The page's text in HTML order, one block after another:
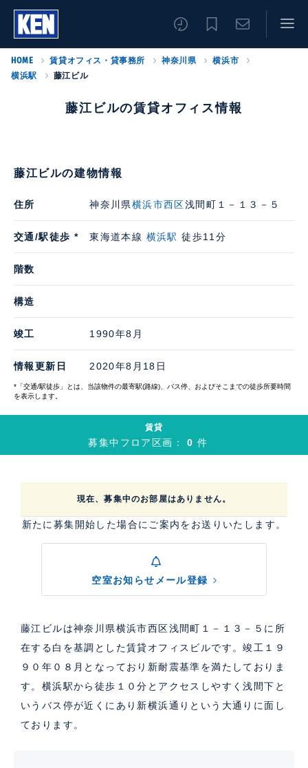
HOME 賃貸オフィス・貸事務所 神奈川県
横浜市
横浜駅
藤江ビル
藤江ビルの賃貸オフィス情報
藤江ビルの建物情報
住所 神奈川県横浜市西区浅間町１－１３－５
交通/駅徒歩 * 東海道本線 横浜駅 徒歩11分
階数
構造
竣工 1990年8月
情報更新日 2020年8月18日
*「交通/駅徒歩」とは、当該物件の最寄駅(路線)、バス停、およびそこまでの徒歩所要時間
を表示します。
賃貸
募集中フロア区画：0件
現在、募集中のお部屋はありません。
新たに募集開始した場合にご案内をお送りいたします。
空室お知らせメール登録
藤江ビルは神奈川県横浜市西区浅間町１－１３－５に所
在する白を基調とした賃貸オフィスビルです。竣工１９
９０年０８月となっており新耐震基準を満たしておりま
す。横浜駅から徒歩１０分とアクセスしやすく浅間下と
いうバス停が近くにあり新横浜通りという大通りに面し
ております。